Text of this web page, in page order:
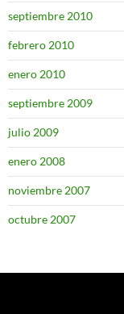
septiembre 2010
febrero 2010
enero 2010
septiembre 2009
julio 2009
enero 2008
noviembre 2007
octubre 2007